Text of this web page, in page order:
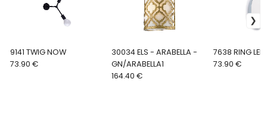
9141 TWIG NOW
73.90 €
30034 ELS - ARABELLA -
GN/ARABELLA1
164.40 €
7638 RING
73.90 €